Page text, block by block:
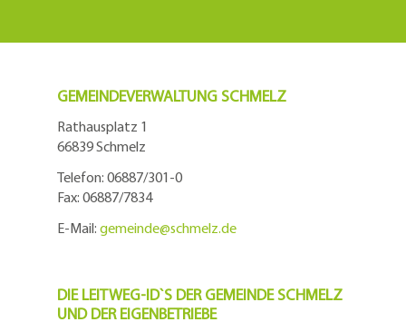
GEMEINDEVERWALTUNG SCHMELZ
Rathausplatz 1
66839 Schmelz
Telefon: 06887/301-0
Fax: 06887/7834
E-Mail: gemeinde@schmelz.de
DIE LEITWEG-ID`S DER GEMEINDE SCHMELZ
UND DER EIGENBETRIEBE